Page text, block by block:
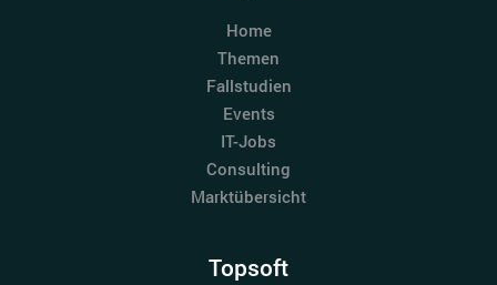
Home
Themen
Fallstudien
Events
IT-Jobs
Consulting
Marktübersicht
Topsoft